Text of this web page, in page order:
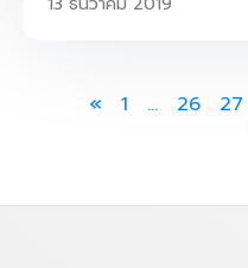
1 … 26 27